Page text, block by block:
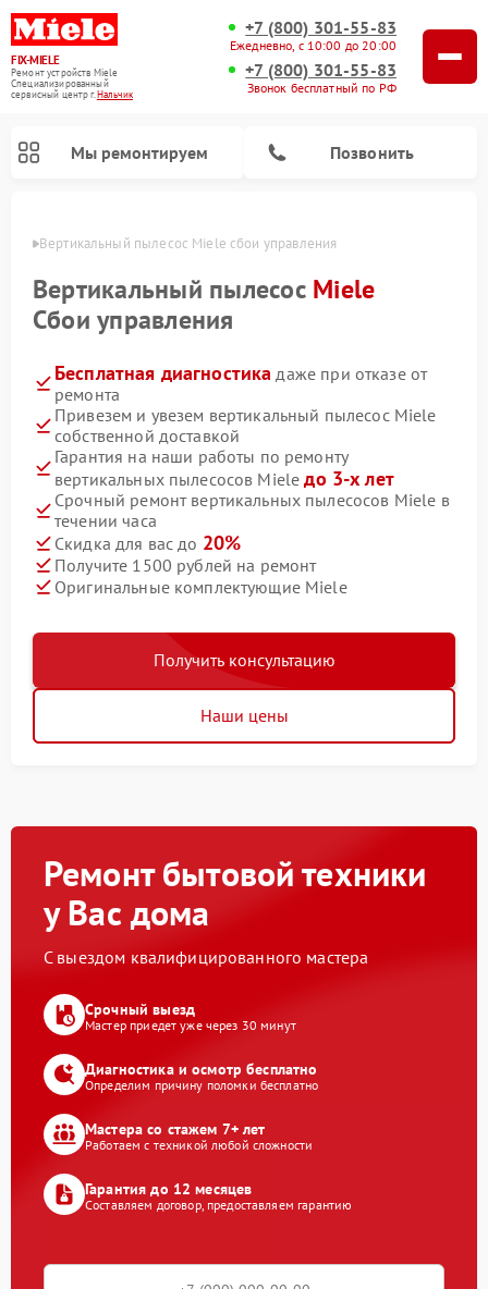
FIX-MIELE
Ремонт устройств Miele
Специализированный
cервисный центр г.Нальчик
+7 (800) 301-55-83
Ежедневно, с 10:00 до 20:00
+7 (800) 301-55-83
Звонок бесплатный по РФ
Мы ремонтируем Позвонить
Вертикальный пылесос Miele сбои управления
Вертикальный пылесос Miele
Сбои управления
Бесплатная диагностика даже при отказе от
ремонта
Привезем и увезем вертикальный пылесос Miele
собственной доставкой
Гарантия на наши работы по ремонту
вертикальных пылесосов Mieleдо 3-х лет
Срочный ремонт вертикальных пылесосов Miele в
течении часа
Скидка для вас до 20%
Получите 1500 рублей на ремонт
Оригинальные комплектующие Miele
Получить консультацию
Наши цены
Ремонт бытовой техники
у Вас дома
С выездом квалифицированного мастера
Срочный выезд
Мастер приедет уже через 30 минут
Диагностика и осмотр бесплатно
Определим причину поломки бесплатно
Мастера со стажем 7+ лет
Работаем с техникой любой сложности
Гарантия до 12 месяцев
Составляем договор, предоставляем гарантию